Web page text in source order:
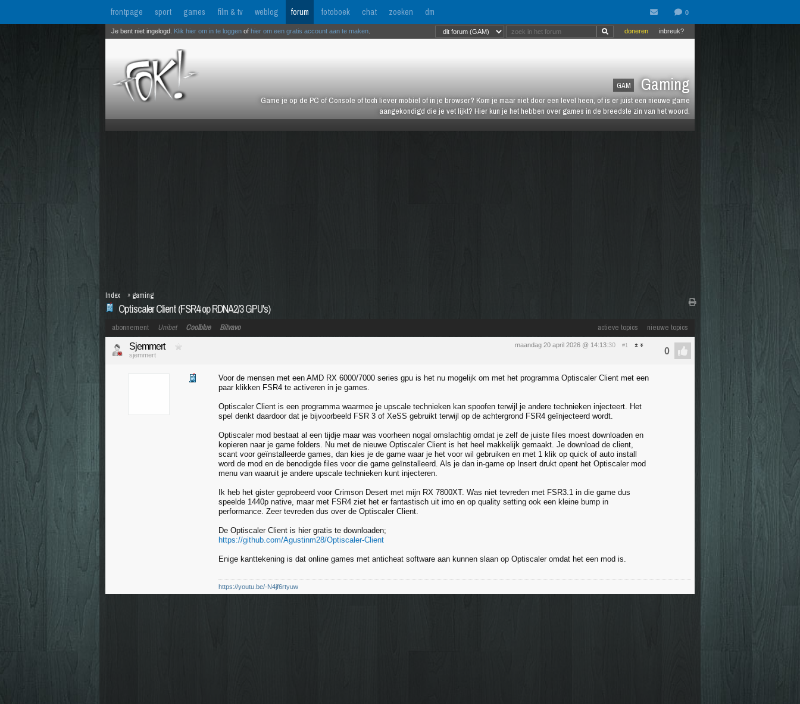
frontpage sport games film & tv weblog forum fotoboek chat zoeken dm
GAM Gaming
Game je op de PC of Console of toch liever mobiel of in je browser? Kom je maar niet door een level heen, of is er juist een nieuwe game
aangekondigd die je vet lijkt? Hier kun je het hebben over games in de breedste zin van het woord.
inbreuk?
doneren
Je bent niet ingelogd. Klik hier om in te loggen of hier om een gratis account aan te maken
Optiscaler Client (FSR4 op RDNA2/3 GPU's)
Index » gaming
actieve topics nieuwe topics
abonnement Unibet Coolblue Bitvavo
maandag 20 april 2026 @ 14:13:30 #1
Sjemmert
sjemmert
Voor de mensen met een AMD RX 6000/7000 series gpu is het nu mogelijk om met het programma Optiscaler Client met een
paar klikken FSR4 te activeren in je games.
Optiscaler Client is een programma waarmee je upscale technieken kan spoofen terwijl je andere technieken injecteert. Het
spel denkt daardoor dat je bijvoorbeeld FSR 3 of XeSS gebruikt terwijl op de achtergrond FSR4 geïnjecteerd wordt.
Optiscaler mod bestaat al een tijdje maar was voorheen nogal omslachtig omdat je zelf de juiste files moest downloaden en
kopieren naar je game folders. Nu met de nieuwe Optiscaler Client is het heel makkelijk gemaakt. Je download de client,
scant voor geïnstalleerde games, dan kies je de game waar je het voor wil gebruiken en met 1 klik op quick of auto install
word de mod en de benodigde files voor die game geïnstalleerd. Als je dan in-game op Insert drukt opent het Optiscaler mod
menu van waaruit je andere upscale technieken kunt injecteren.
Ik heb het gister geprobeerd voor Crimson Desert met mijn RX 7800XT. Was niet tevreden met FSR3.1 in die game dus
speelde 1440p native, maar met FSR4 ziet het er fantastisch uit imo en op quality setting ook een kleine bump in
performance. Zeer tevreden dus over de Optiscaler Client.
De Optiscaler Client is hier gratis te downloaden;
https://github.com/Agustinm28/Optiscaler-Client
Enige kanttekening is dat online games met anticheat software aan kunnen slaan op Optiscaler omdat het een mod is.
https://youtu.be/-N4jf6rtyuw